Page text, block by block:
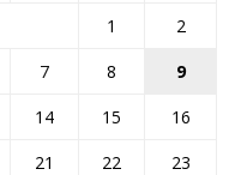
1
2
7 8
9
14 15
16
21 22
23